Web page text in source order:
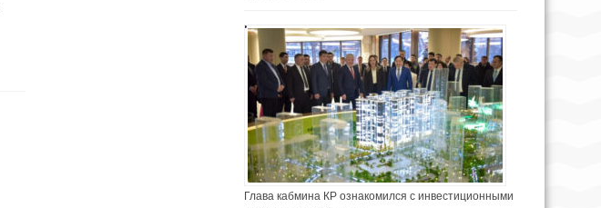
Глава кабмина КР ознакомился с инвестиционными